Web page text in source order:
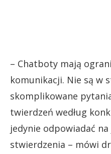
– Chatboty mają
komunikacji. Nie są w
skomplikowane
twierdzeń według
jedynie odpowiadać
stwierdzenia – mówi